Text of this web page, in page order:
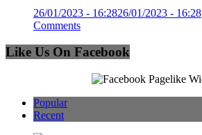
26/01/2023 - 16:2826/01/2023 - 16:28
Comments
Like Us On Facebook
Popular
Recent